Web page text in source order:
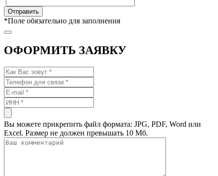
*Поле обязательно для заполнения
ОФОРМИТЬ ЗАЯВКУ
Вы можете прикрепить файл формата: JPG, PDF, Word или
Excel. Размер не должен превышать 10 Мб.